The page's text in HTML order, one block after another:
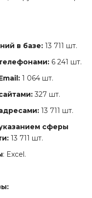
в базе: 13 711 шт.
6 241 шт.
1 064 шт.
327 шт.
13 711 шт.
сферы
13 711 шт.
: Excel.